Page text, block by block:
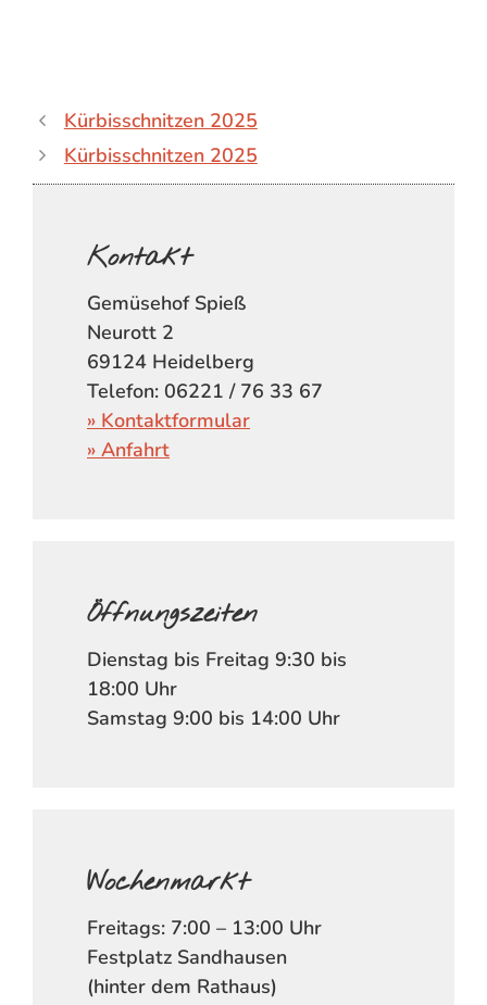
Kürbisschnitzen 2025
Kürbisschnitzen 2025
Kontakt
Gemüsehof Spieß
Neurott 2
69124 Heidelberg
Telefon: 06221 / 76 33 67
» Kontaktformular
» Anfahrt
Öffnungszeiten
Dienstag bis Freitag 9:30 bis
18:00 Uhr
Samstag 9:00 bis 14:00 Uhr
Wochenmarkt
Freitags: 7:00 – 13:00 Uhr
Festplatz Sandhausen
(hinter dem Rathaus)